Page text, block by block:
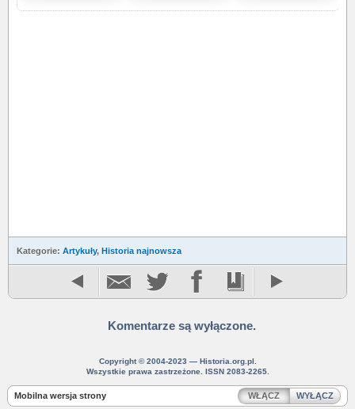
Kategorie: Artykuły, Historia najnowsza
Komentarze są wyłączone.
Copyright © 2004-2023 — Historia.org.pl.
Wszystkie prawa zastrzeżone. ISSN 2083-2265.
Mobilna wersja strony WŁĄCZ WYŁĄCZ